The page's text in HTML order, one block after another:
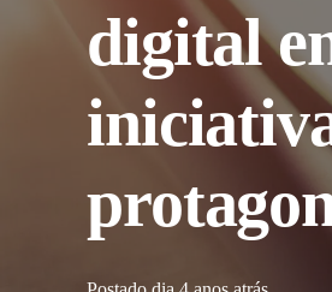
digital